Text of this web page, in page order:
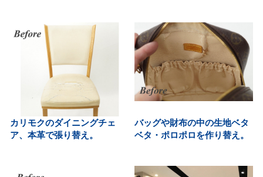
カリモクのダイニングチェ
ア、本革で張り替え。
バッグや財布の中の生地ベタ
ベタ・ポロポロを作り替え。